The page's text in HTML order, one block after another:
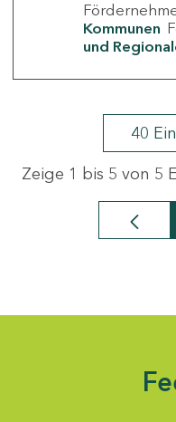
Kommunen
und
40
Zeige 1 bis 5 von 5